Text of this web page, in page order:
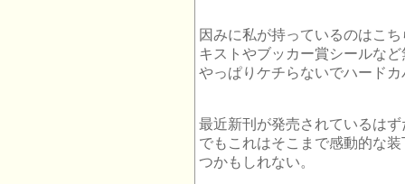
因みに私が持っているのはこ
キストやブッカー賞シールな
やっぱりケチらないでハード
最近新刊が発売されているは
でもこれはそこまで感動的な
つかもしれない。